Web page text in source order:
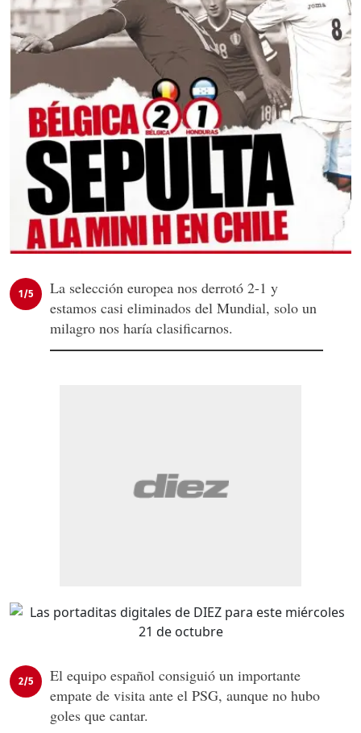
1/5
La selección europea nos derrotó 2-1 y
estamos casi eliminados del Mundial, solo un
milagro nos haría clasificarnos.
2/5
El equipo español consiguió un importante
empate de visita ante el PSG, aunque no hubo
goles que cantar.